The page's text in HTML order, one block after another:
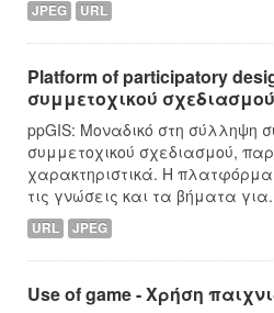
JPEG URL
Platform of participatory
συμμετοχικού σχεδιασμού
ppGIS: Μοναδικό στη σύλληψη
συμμετοχικού σχεδιασμού,
χαρακτηριστικά. Η
τις γνώσεις και τα βήματα
URL JPEG
Use of game - Χρήση